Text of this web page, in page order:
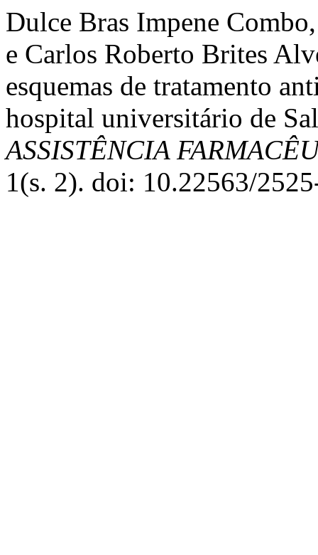
Dulce Bras Impene
e Carlos Roberto Brites
esquemas de tratamento
hospital universitário de
ASSISTÊNCIA
1(s. 2). doi: 10.22563/